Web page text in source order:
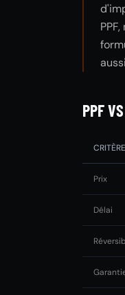
PPF
CRITÈRE
Prix
Délai